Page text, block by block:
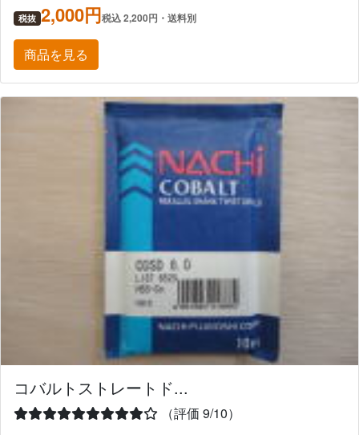
税抜 2,000円税込 2,200円・送料別
商品を見る
コバルトストレートド...
（評価 9/10）